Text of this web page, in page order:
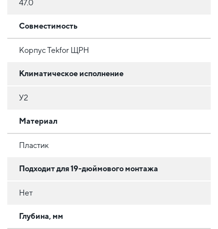
47.0
Совместимость
Корпус Tekfor ЩРН
Климатическое исполнение
У2
Материал
Пластик
Подходит для 19-дюймового монтажа
Нет
Глубина, мм